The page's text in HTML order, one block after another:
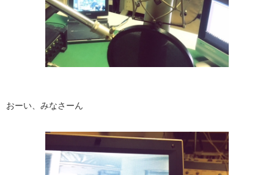
おーい、みなさーん